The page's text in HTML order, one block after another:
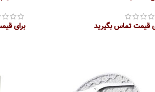
قیمت تماس بگیرید برای